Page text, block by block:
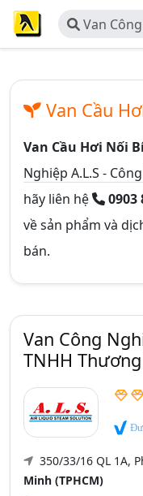
Van
TNHH
Van Cầu
Van Cầu Hơi Nối
Nghiệp A.L.S -
hãy liên hệ
0903
về sản phẩm và
bán.
Van Công
TNHH
350/33/16 QL 1A,
Minh (TPHCM)